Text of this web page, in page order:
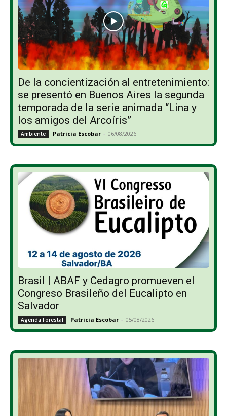
De la concientización al entretenimiento:
se presentó en Buenos Aires la segunda
temporada de la serie animada “Lina y
los amigos del Arcoíris”
Ambiente Patricia Escobar - 06/08/2026
Brasil | ABAF y Cedagro promueven el
Congreso Brasileño del Eucalipto en
Salvador
Agenda Forestal Patricia Escobar - 05/08/2026